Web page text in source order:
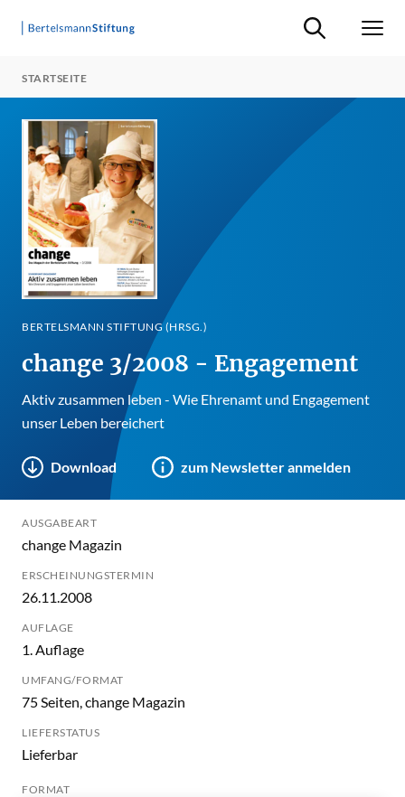
Suche ein-/
STARTSEITE
BERTELSMANN STIFTUNG (HRSG.)
change 3/2008 - Engagement
Aktiv zusammen leben - Wie Ehrenamt und Engagement
unser Leben bereichert
Download zum Newsletter anmelden
AUSGABEART
change Magazin
ERSCHEINUNGSTERMIN
26.11.2008
AUFLAGE
1. Auflage
UMFANG/FORMAT
75 Seiten, change Magazin
LIEFERSTATUS
Lieferbar
FORMAT